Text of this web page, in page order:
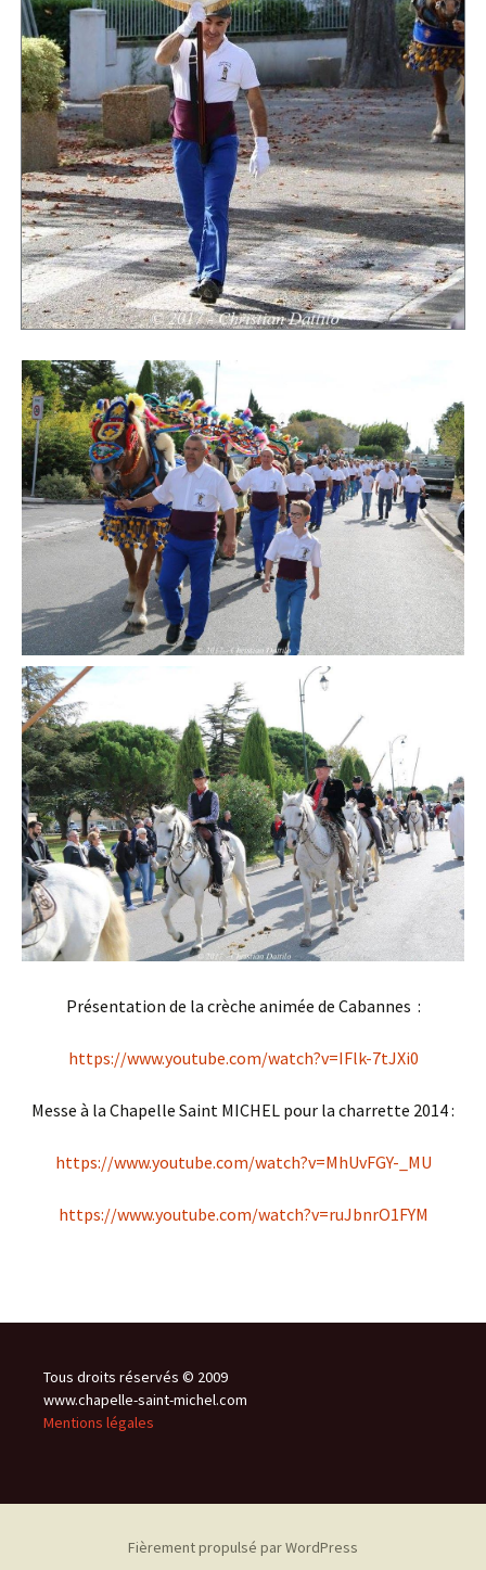
Présentation de la crèche animée de Cabannes :
https://www.youtube.com/watch?v=IFlk-7tJXi0
Messe à la Chapelle Saint MICHEL pour la charrette 2014 :
https://www.youtube.com/watch?v=MhUvFGY-_MU
https://www.youtube.com/watch?v=ruJbnrO1FYM
Tous droits réservés © 2009
www.chapelle-saint-michel.com
Mentions légales
Fièrement propulsé par WordPress